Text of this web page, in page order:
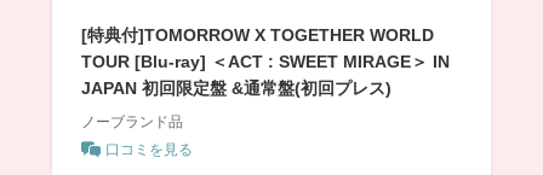
[特典付]TOMORROW X TOGETHER WORLD
TOUR [Blu-ray] ＜ACT : SWEET MIRAGE＞ IN
JAPAN 初回限定盤 &通常盤(初回プレス)
ノーブランド品
口コミを見る